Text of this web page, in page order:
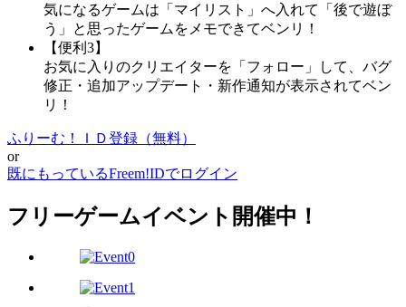
気になるゲームは「マイリスト」へ入れて「後で遊ぼ
う」と思ったゲームをメモできてベンリ！
【便利3】
お気に入りのクリエイターを「フォロー」して、バグ
修正・追加アップデート・新作通知が表示されてベン
リ！
ふりーむ！ＩＤ登録（無料）
or
既にもっているFreem!IDでログイン
フリーゲームイベント開催中！